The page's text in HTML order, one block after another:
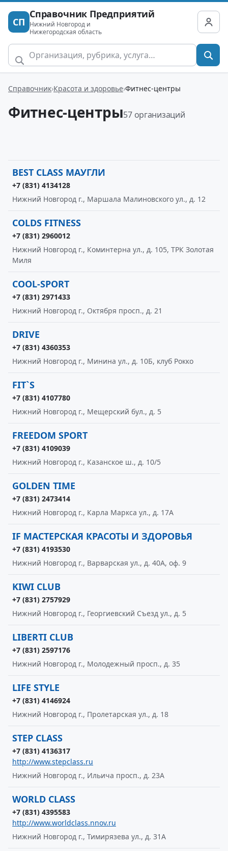
СП
Справочник Предприятий
Нижний Новгород и
Нижегородская область
Справочник Красота и здоровье Фитнес-центры
Фитнес-центры57 организаций
BEST CLASS МАУГЛИ
+7 (831) 4134128
Нижний Новгород г., Маршала Малиновского ул., д. 12
COLDS FITNESS
+7 (831) 2960012
Нижний Новгород г., Коминтерна ул., д. 105, ТРК Золотая
Миля
COOL-SPORT
+7 (831) 2971433
Нижний Новгород г., Октября просп., д. 21
DRIVE
+7 (831) 4360353
Нижний Новгород г., Минина ул., д. 10Б, клуб Рокко
FIT`S
+7 (831) 4107780
Нижний Новгород г., Мещерский бул., д. 5
FREEDOM SPORT
+7 (831) 4109039
Нижний Новгород г., Казанское ш., д. 10/5
GOLDEN TIME
+7 (831) 2473414
Нижний Новгород г., Карла Маркса ул., д. 17А
IF МАСТЕРСКАЯ КРАСОТЫ И ЗДОРОВЬЯ
+7 (831) 4193530
Нижний Новгород г., Варварская ул., д. 40А, оф. 9
KIWI CLUB
+7 (831) 2757929
Нижний Новгород г., Георгиевский Съезд ул., д. 5
LIBERTI CLUB
+7 (831) 2597176
Нижний Новгород г., Молодежный просп., д. 35
LIFE STYLE
+7 (831) 4146924
Нижний Новгород г., Пролетарская ул., д. 18
STEP CLASS
+7 (831) 4136317
http://www.stepclass.ru
Нижний Новгород г., Ильича просп., д. 23А
WORLD CLASS
+7 (831) 4395583
http://www.worldclass.nnov.ru
Нижний Новгород г., Тимирязева ул., д. 31А